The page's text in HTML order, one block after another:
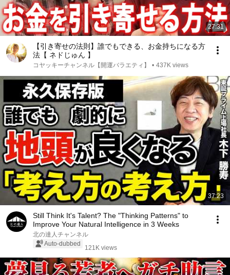
27:31
【引き寄せの法則】誰でもできる、お金持ちになる方
法【 ネドじゅん 】
コヤッキーチャンネル【開運バラエティ】 • 437K views
37:23
Still Think It's Talent? The "Thinking Patterns" to
Improve Your Natural Intelligence in 3 Weeks
北の達人チャンネル
Auto-dubbed
121K views